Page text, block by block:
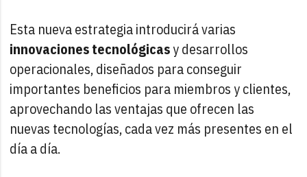
Esta nueva estrategia introducirá varias
innovaciones tecnológicasy desarrollos
operacionales, diseñados para conseguir
importantes beneficios para miembros y clientes,
aprovechando las ventajas que ofrecen las
nuevas tecnologías, cada vez más presentes en el
día a día.